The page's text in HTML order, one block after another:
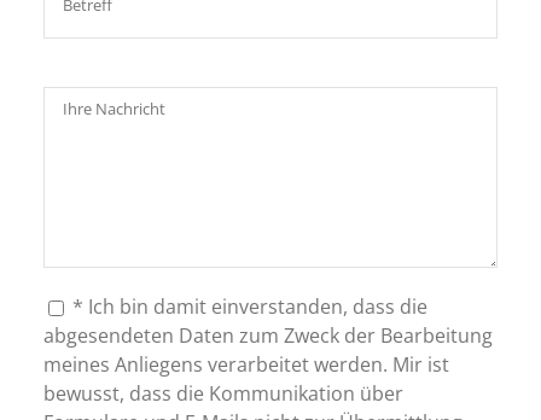
* Ich bin damit einverstanden, dass die
abgesendeten Daten zum Zweck der Bearbeitung
meines Anliegens verarbeitet werden. Mir ist
bewusst, dass die Kommunikation über